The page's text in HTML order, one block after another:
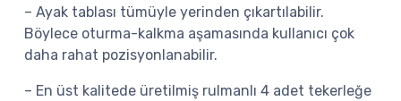
– Ayak tablası tümüyle yerinden çıkartılabilir.
Böylece oturma-kalkma aşamasında kullanıcı çok
daha rahat pozisyonlanabilir.
– En üst kalitede üretilmiş rulmanlı 4 adet tekerleğe